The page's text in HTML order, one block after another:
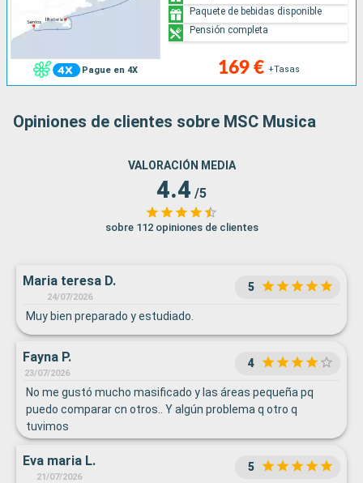
Pague en 4X 169 € +Tasas
Paquete de bebidas disponible
Pensión completa
Opiniones de clientes sobre MSC Musica
VALORACIÓN MEDIA
4.4 /5
sobre 112 opiniones de clientes
Maria teresa D.
24/07/2026
5
Muy bien preparado y estudiado.
Fayna P.
23/07/2026
4
No me gustó mucho masificado y las áreas pequeña pq
puedo comparar cn otros.. Y algún problema q otro q
tuvimos
Eva maria L.
21/07/2026
5